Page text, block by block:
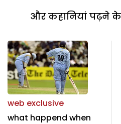
और कहानियां पढ़ने
web exclusive
what happend when